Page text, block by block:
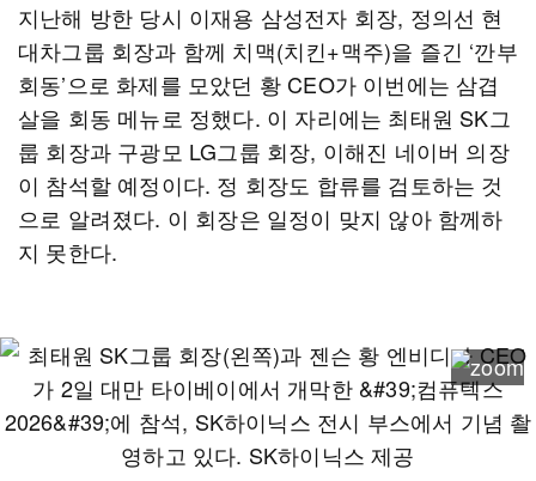
지난해 방한 당시 이재용 삼성전자 회장, 정의선 현
대차그룹 회장과 함께 치맥(치킨+맥주)을 즐긴 ‘깐부
회동’으로 화제를 모았던 황 CEO가 이번에는 삼겹
살을 회동 메뉴로 정했다. 이 자리에는 최태원 SK그
룹 회장과 구광모 LG그룹 회장, 이해진 네이버 의장
이 참석할 예정이다. 정 회장도 합류를 검토하는 것
으로 알려졌다. 이 회장은 일정이 맞지 않아 함께하
지 못한다.